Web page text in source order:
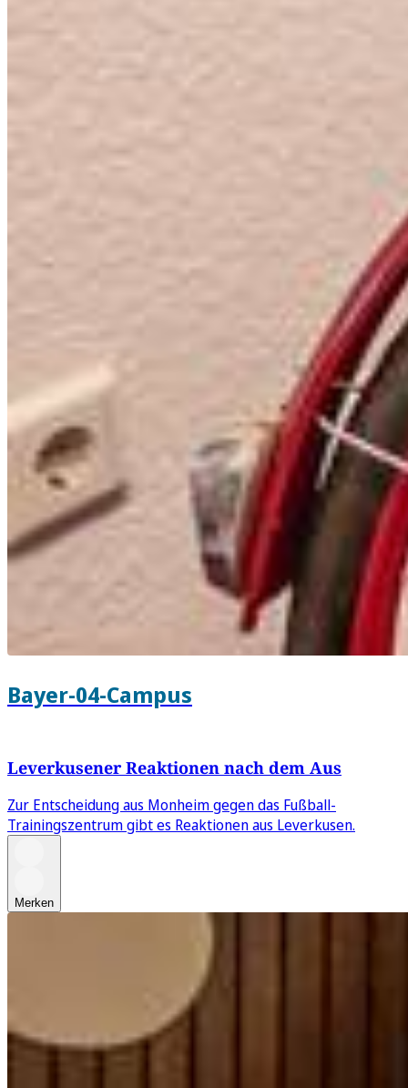
Bayer-04-Campus
Leverkusener Reaktionen nach dem Aus
Zur Entscheidung aus Monheim gegen das Fußball-
Trainingszentrum gibt es Reaktionen aus Leverkusen.
Merken